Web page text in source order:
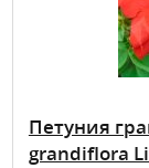
Петуния
grandiflora